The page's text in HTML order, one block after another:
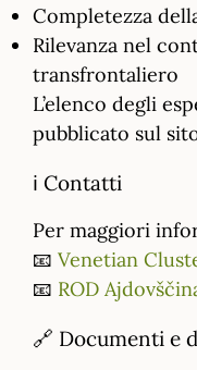
Completezza
Rilevanza nel
transfrontaliero
L’elenco degli
pubblicato sul
ℹ️ Contatti
Per maggiori
📧 Venetian
📧 ROD
🔗 Documenti e